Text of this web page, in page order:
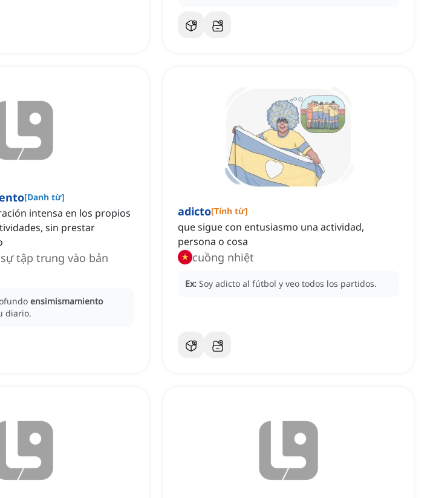
[Danh từ]
intensa en los propios
sin prestar
tập trung vào bản
ensimismamiento
diario.
adicto[Tính từ]
que sigue con entusiasmo una actividad,
persona o cosa
cuồng nhiệt
Ex: Soy adicto al fútbol y veo todos los partidos.